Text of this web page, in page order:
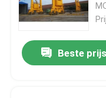
Beste prijs